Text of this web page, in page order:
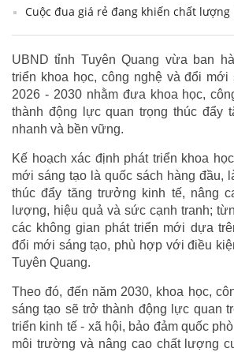
Cuộc đua giá rẻ đang khiến chất
UBND tỉnh Tuyên Quang vừa ban
triển khoa học, công nghệ và đổi mới
2026 - 2030 nhằm đưa khoa học,
thành động lực quan trọng thúc đẩy
nhanh và bền vững.
Kế hoạch xác định phát triển khoa
mới sáng tạo là quốc sách hàng đầu,
thúc đẩy tăng trưởng kinh tế, nâng
lượng, hiệu quả và sức cạnh tranh;
các không gian phát triển mới dựa
đổi mới sáng tạo, phù hợp với điều
Tuyên Quang.
Theo đó, đến năm 2030, khoa học,
sáng tạo sẽ trở thành động lực quan
triển kinh tế - xã hội, bảo đảm quốc
môi trường và nâng cao chất lượng